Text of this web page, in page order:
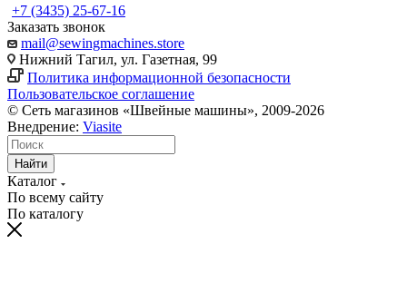
+7 (3435) 25-67-16
Заказать звонок
mail@sewingmachines.store
Нижний Тагил, ул. Газетная, 99
Политика информационной безопасности
Пользовательское соглашение
© Сеть магазинов «Швейные машины», 2009-2026
Внедрение: Viasite
Найти
Каталог
По всему сайту
По каталогу